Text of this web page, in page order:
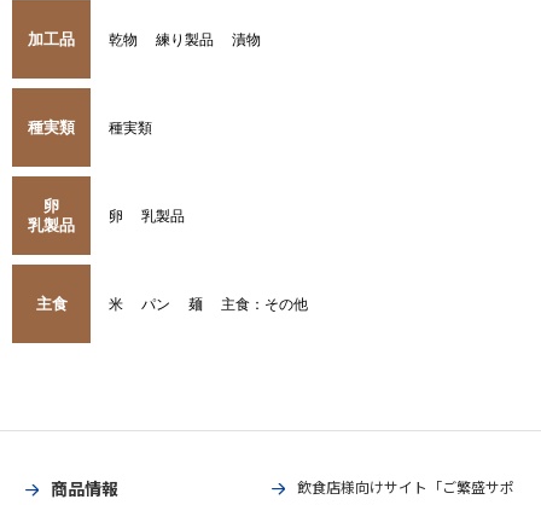
加工品 乾物 練り製品 漬物
種実類 種実類
卵
乳製品
卵 乳製品
主食 米 パン 麺 主食：その他
商品情報
飲食店様向けサイト「ご繁盛サポ